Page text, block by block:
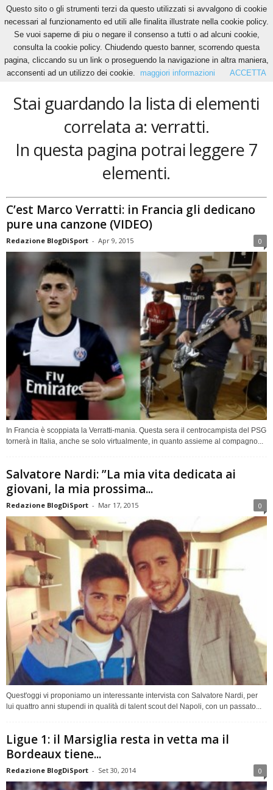
Home Tags Verratti
verratti
Stai guardando la lista di elementi
correlata a: verratti.
In questa pagina potrai leggere 7
elementi.
C’est Marco Verratti: in Francia gli dedicano
pure una canzone (VIDEO)
Redazione BlogDiSport - Apr 9, 2015 0
In Francia è scoppiata la Verratti-mania. Questa sera il centrocampista del PSG
tornerà in Italia, anche se solo virtualmente, in quanto assieme al compagno...
Salvatore Nardi: ”La mia vita dedicata ai
giovani, la mia prossima...
Redazione BlogDiSport - Mar 17, 2015 0
Quest'oggi vi proponiamo un interessante intervista con Salvatore Nardi, per
lui quattro anni stupendi in qualità di talent scout del Napoli, con un passato...
Ligue 1: il Marsiglia resta in vetta ma il
Bordeaux tiene...
Redazione BlogDiSport - Set 30, 2014 0
Questo sito o gli strumenti terzi da questo utilizzati si avvalgono di cookie
necessari al funzionamento ed utili alle finalita illustrate nella cookie policy.
Se vuoi saperne di piu o negare il consenso a tutti o ad alcuni cookie,
consulta la cookie policy. Chiudendo questo banner, scorrendo questa
pagina, cliccando su un link o proseguendo la navigazione in altra maniera,
acconsenti ad un utilizzo dei cookie.
maggiori informazioni ACCETTA